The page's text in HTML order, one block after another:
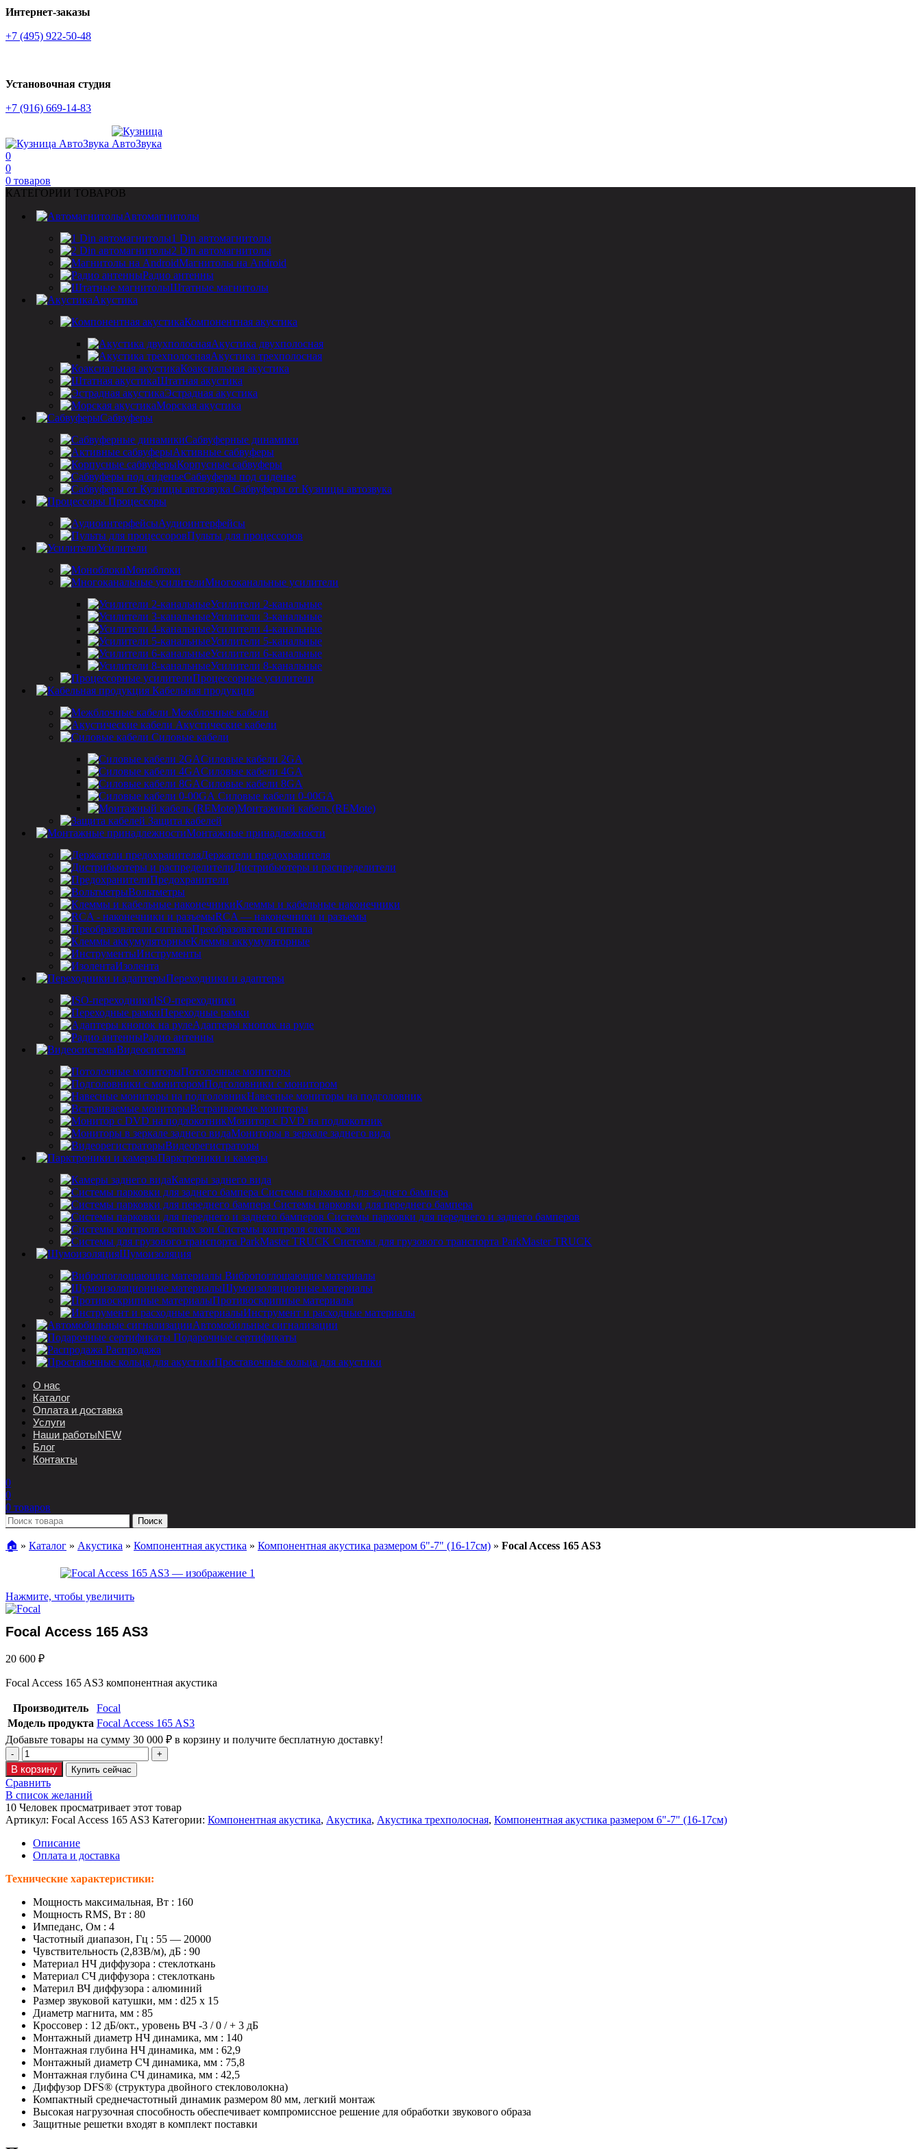
Интернет-заказы
+7 (495) 922-50-48
Установочная студия
+7 (916) 669-14-83
0
0
0 товаров
КАТЕГОРИИ ТОВАРОВ
Автомагнитолы
1 Din автомагнитолы
2 Din автомагнитолы
Магнитолы на Android
Радио антенны
Штатные магнитолы
Акустика
Компонентная акустика
Акустика двухполосная
Акустика трехполосная
Коаксиальная акустика
Штатная акустика
Эстрадная акустика
Морская акустика
Сабвуферы
Сабвуферные динамики
Активные сабвуферы
Корпусные сабвуферы
Сабвуферы под сиденье
Сабвуферы от Кузницы автозвука
Процессоры
Аудиоинтерфейсы
Пульты для процессоров
Усилители
Моноблоки
Многоканальные усилители
Усилители 2-канальные
Усилители 3-канальные
Усилители 4-канальные
Усилители 5-канальные
Усилители 6-канальные
Усилители 8-канальные
Процессорные усилители
Кабельная продукция
Межблочные кабели
Акустические кабели
Силовые кабели
Силовые кабели 2GA
Силовые кабели 4GA
Силовые кабели 8GA
Силовые кабели 0-00GA
Монтажный кабель (REMote)
Защита кабелей
Монтажные принадлежности
Держатели предохранителя
Дистрибьютеры и распределители
Предохранители
Вольтметры
Клеммы и кабельные наконечники
RCA — наконечники и разъемы
Преобразователи сигнала
Клеммы аккумуляторные
Инструменты
Изолента
Переходники и адаптеры
ISO-переходники
Переходные рамки
Адаптеры кнопок на руле
Радио антенны
Видеосистемы
Потолочные мониторы
Подголовники с монитором
Навесные мониторы на подголовник
Встраиваемые мониторы
Монитор с DVD на подлокотник
Мониторы в зеркале заднего вида
Видеорегистраторы
Парктроники и камеры
Камеры заднего вида
Системы парковки для заднего бампера
Системы парковки для переднего бампера
Системы парковки для переднего и заднего бамперов
Системы контроля слепых зон
Системы для грузового транспорта ParkMaster TRUCK
Шумоизоляция
Вибропоглощающие материалы
Шумоизоляционные материалы
Противоскрипные материалы
Инструмент и расходные материалы
Автомобильные сигнализации
Подарочные сертификаты
Распродажа
Проставочные кольца для акустики
О нас
Каталог
Оплата и доставка
Услуги
Наши работыNEW
Блог
Контакты
0
0
0 товаров
Поиск
🏠︎ » Каталог » Акустика » Компонентная акустика » Компонентная акустика размером 6"-7" (16-17см) » Focal Access 165 AS3
Нажмите, чтобы увеличить
Focal Access 165 AS3
20 600 ₽
Focal Access 165 AS3 компонентная акустика
Производитель
Focal
Модель продукта Focal Access 165 AS3
Добавьте товары на сумму 30 000 ₽ в корзину и получите бесплатную доставку!
В корзину Купить сейчас
Сравнить
В список желаний
10 Человек просматривает этот товар
Артикул: Focal Access 165 AS3 Категории: Компонентная акустика, Акустика, Акустика трехполосная, Компонентная акустика размером 6"-7" (16-17см)
Описание
Оплата и доставка
Технические характеристики:
Мощность максимальная, Вт : 160
Мощность RMS, Вт : 80
Импеданс, Ом : 4
Частотный диапазон, Гц : 55 — 20000
Чувствительность (2,83В/м), дБ : 90
Материал НЧ диффузора : стеклоткань
Материал СЧ диффузора : стеклоткань
Материл ВЧ диффузора : алюминий
Размер звуковой катушки, мм : d25 x 15
Диаметр магнита, мм : 85
Кроссовер : 12 дБ/окт., уровень ВЧ -3 / 0 / + 3 дБ
Монтажный диаметр НЧ динамика, мм : 140
Монтажная глубина НЧ динамика, мм : 62,9
Монтажный диаметр СЧ динамика, мм : 75,8
Монтажная глубина СЧ динамика, мм : 42,5
Диффузор DFS® (структура двойного стекловолокна)
Компактный среднечастотный динамик размером 80 мм, легкий монтаж
Высокая нагрузочная способность обеспечивает компромиссное решение для обработки звукового образа
Защитные решетки входят в комплект поставки